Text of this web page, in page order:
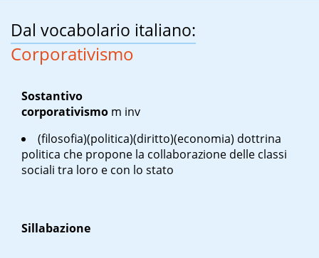
Dal vocabolario italiano:
Corporativismo
Sostantivo
corporativismo m inv
(filosofia)(politica)(diritto)(economia) dottrina
politica che propone la collaborazione delle classi
sociali tra loro e con lo stato
Sillabazione